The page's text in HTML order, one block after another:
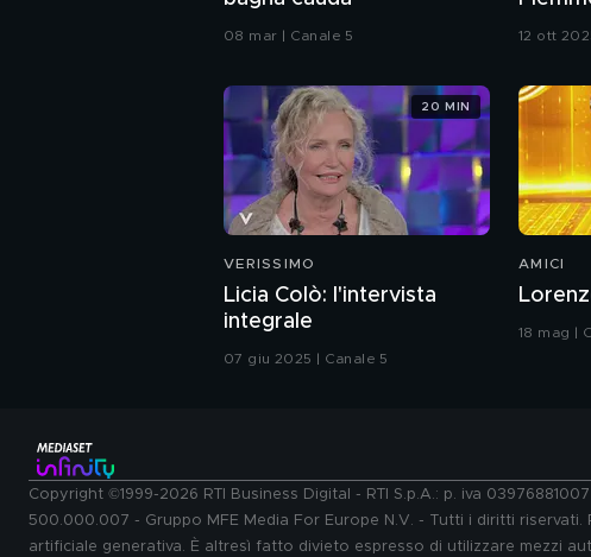
08 mar | Canale 5 12 ott
VERISSIMO
Licia Colò: l'intervista
integrale
07 giu 2025 | Canale 5
20 MIN
AMICI
18 mag |
Copyright ©1999-2026 RTI Business Digital - RTI S.p.A.: p. iva
500.000.007 - Gruppo MFE Media For Europe N.V. - Tutti i diritti
artificiale generativa. È altresì fatto divieto espresso di utilizzare mezzi